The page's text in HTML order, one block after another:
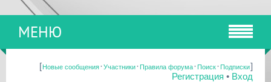
МЕНЮ
[Новые сообщения·Участники·Правила форума·Поиск·Подписки]
Регистрация • Вход